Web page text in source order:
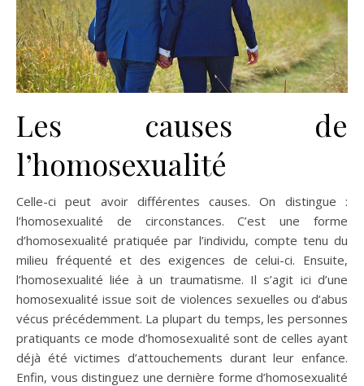
Les causes de
l’homosexualité
Celle-ci peut avoir différentes causes. On distingue :
l’homosexualité de circonstances.C’est une forme
d’homosexualité pratiquée par l’individu, compte tenu du
milieu fréquenté et des exigences de celui-ci. Ensuite,
l’homosexualité liée à un traumatisme. Il s’agit ici d’une
homosexualité issue soit de violences sexuelles ou d’abus
vécus précédemment. La plupart du temps, les personnes
pratiquants ce mode d’homosexualité sont de celles ayant
déjà été victimes d’attouchements durant leur enfance.
Enfin, vous distinguez une dernière forme d’homosexualité